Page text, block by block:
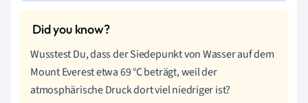
Wusstest Du, dass der Siedepunkt von Wasser auf dem
Mount Everest etwa 69 °C beträgt, weil der
atmosphärische Druck dort viel niedriger ist?